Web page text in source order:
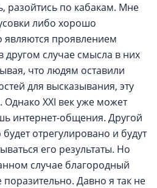
разойтись по кабакам. Мне
либо хорошо
проявлением
другом случае смысла в них
что людям оставили
для высказывания, эту
XXI век уже может
интернет-общения. Другой
отрегулировано и будут
его результаты. Но
случае благородный
Давно я так не